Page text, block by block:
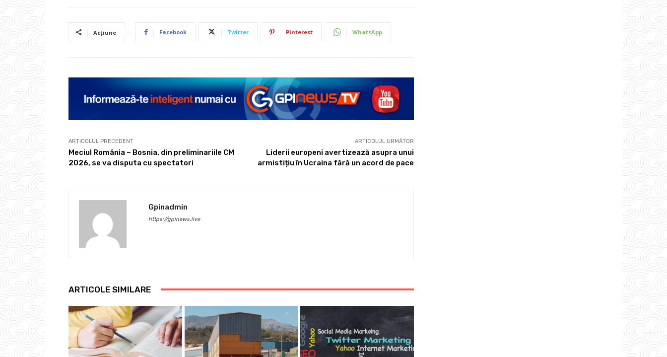
Acțiune Facebook Twitter Pinterest WhatsApp
ARTICOLUL PRECEDENT
Meciul România – Bosnia, din preliminariile CM
2026, se va disputa cu spectatori
ARTICOLUL URMĂTOR
Liderii europeni avertizează asupra unui
armistițiu în Ucraina fără un acord de pace
Gpinadmin
https://gpinews.live
ARTICOLE SIMILARE